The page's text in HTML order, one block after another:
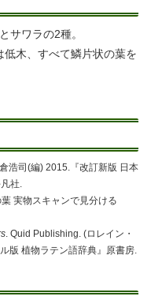
サワラの2種。
木、すべて鱗片状の葉を
浩司(編) 2015.『改訂新版 日本
社.
実物スキャンで見分ける
. Quid Publishing. (ロレイン・
版 植物ラテン語辞典』原書房.